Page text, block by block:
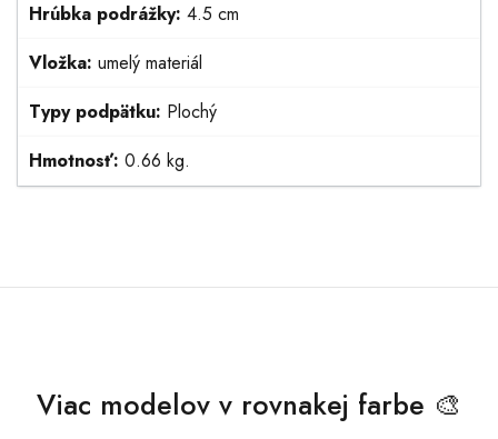
Hrúbka podrážky: 4.5 cm
Vložka: umelý materiál
Typy podpätku: Plochý
Hmotnosť: 0.66 kg.
Viac modelov v rovnakej farbe 🎨